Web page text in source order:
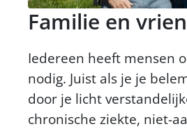
Familie en
Iedereen heeft mensen
nodig. Juist als je je
door je licht
chronische ziekte, niet-